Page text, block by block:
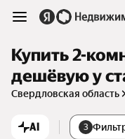
Купить 2-
дешёвую у
Свердловская область
AI 3